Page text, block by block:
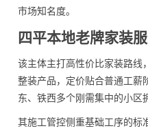
市场知名度。
四平本地老牌家装
该主体主打高性价比家装路线
整装产品，定价贴合普通工薪
东、铁西多个刚需集中的小区
其施工管控侧重基础工序的标